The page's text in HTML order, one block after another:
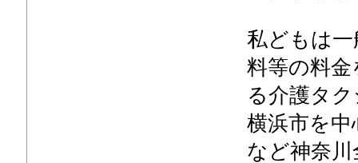
私どもは一
料等の料金
る介護タク
横浜市を中
など神奈川